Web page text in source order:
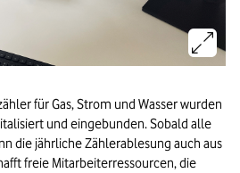
für Gas, Strom und Wasser wurden
und eingebunden. Sobald alle
die jährliche Zählerablesung auch aus
freie Mitarbeiterressourcen, die